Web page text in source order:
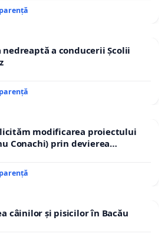
a conducerii Școlii
modificarea proiectului
Conachi) prin devierea
câinilor și pisicilor în Bacău